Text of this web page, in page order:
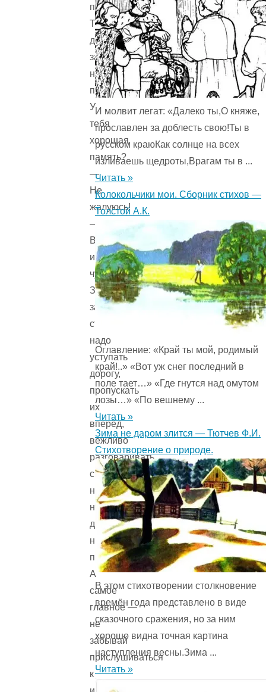
помогу.
Ты
должен
запомнить
несколько
правил.
У
тебя
хорошая
память?
—
Не
жалуюсь!
—
Вот
и
чудесно!
Значит,
запоминай:
старшим
надо
уступать
дорогу,
пропускать
их
вперёд,
вежливо
разговаривать
с
ними,
не
дерзить,
не
пререкаться.
А
самое
главное —
не
забывай
прислушиваться
к
И молвит легат: «Далеко ты,О княже,
прославлен за доблесть свою!Ты в
русском краюКак солнце на всех
изливаешь щедроты,Врагам ты в ...
Читать »
Колокольчики мои. Сборник стихов —
Толстой А.К.
Оглавление: «Край ты мой, родимый
край!..» «Вот уж снег последний в
поле тает…» «Где гнутся над омутом
лозы…» «По вешнему ...
Читать »
Зима не даром злится — Тютчев Ф.И.
Стихотворение о природе.
В этом стихотворении столкновение
времён года представ­лено в виде
сказочного сражения, но за ним
хорошо видна точная картина
наступления весны.Зима ...
Читать »